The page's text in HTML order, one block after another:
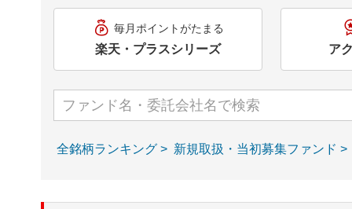
毎月ポイントがたまる
楽天・プラスシリーズ ア
全銘柄ランキング > 新規取扱・当初募集ファンド >